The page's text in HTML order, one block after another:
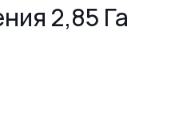
2,85 Га